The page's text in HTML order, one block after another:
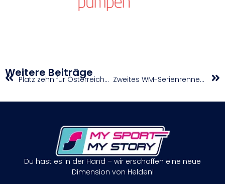
Weitere Beiträge Platz zehn für Österreichs Sextett in der Mixed-Staffel Zweites WM-Serienrennen für Philip Pertl
Du hast es in der Hand – wir erschaffen eine neue
Dimension von Helden!